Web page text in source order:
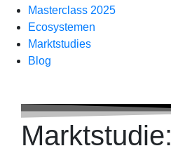
Masterclass 2025
Ecosystemen
Marktstudies
Blog
Marktstudie: